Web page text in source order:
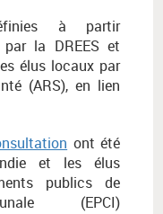
à partir
par la DREES et
élus locaux par
(ARS), en lien
ont été
et les élus
publics de
(EPCI)